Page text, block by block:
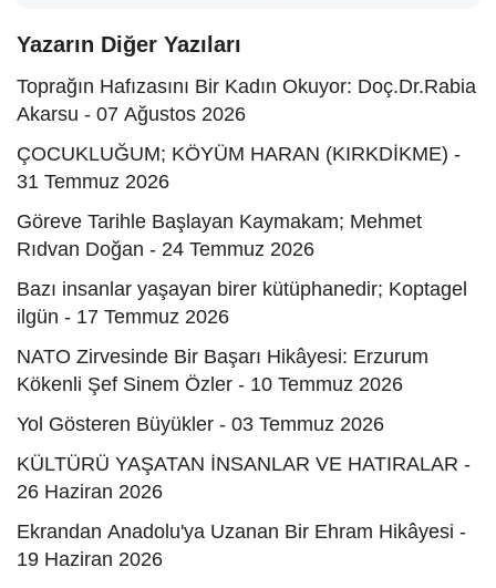
Yazarın Diğer Yazıları
Toprağın Hafızasını Bir Kadın Okuyor: Doç.Dr.Rabia
Akarsu - 07 Ağustos 2026
ÇOCUKLUĞUM; KÖYÜM HARAN (KIRKDİKME) -
31 Temmuz 2026
Göreve Tarihle Başlayan Kaymakam; Mehmet
Rıdvan Doğan - 24 Temmuz 2026
Bazı insanlar yaşayan birer kütüphanedir; Koptagel
ilgün - 17 Temmuz 2026
NATO Zirvesinde Bir Başarı Hikâyesi: Erzurum
Kökenli Şef Sinem Özler - 10 Temmuz 2026
Yol Gösteren Büyükler - 03 Temmuz 2026
KÜLTÜRÜ YAŞATAN İNSANLAR VE HATIRALAR -
26 Haziran 2026
Ekrandan Anadolu'ya Uzanan Bir Ehram Hikâyesi -
19 Haziran 2026